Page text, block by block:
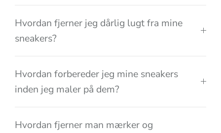
Hvordan fjerner jeg dårlig lugt fra mine
sneakers?
Hvordan forbereder jeg mine sneakers
inden jeg maler på dem?
Hvordan fjerner man mærker og